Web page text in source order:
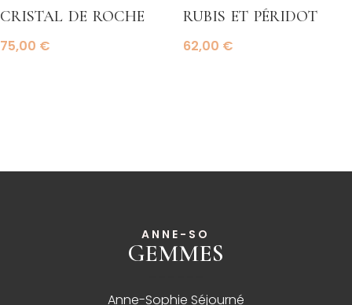
cristal de roche
75,00 €
rubis et péridot
62,00 €
ANNE-SO
GEMMES
Anne-Sophie Séjourné